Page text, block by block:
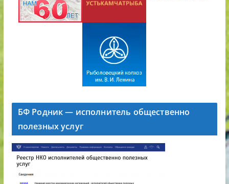
БФ Родник — исполнитель общественно
полезных услуг